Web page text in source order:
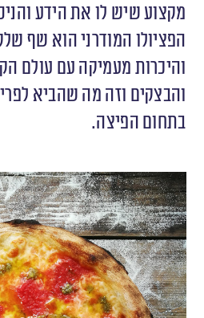
מקצוע שיש לו את הידע
הפציולו המודרני הוא שף
והיכרות מעמיקה עם עולם
והבצקים וזה מה שהביא
בתחום הפיצה.